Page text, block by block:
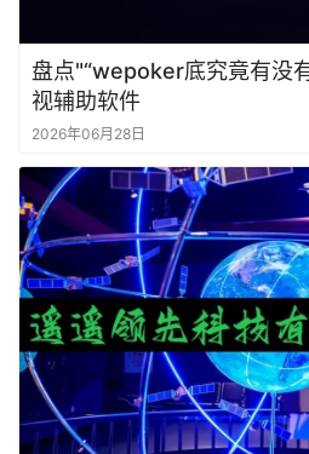
盘点"“wepoker底究竟有没
视辅助软件
2026年06月28日